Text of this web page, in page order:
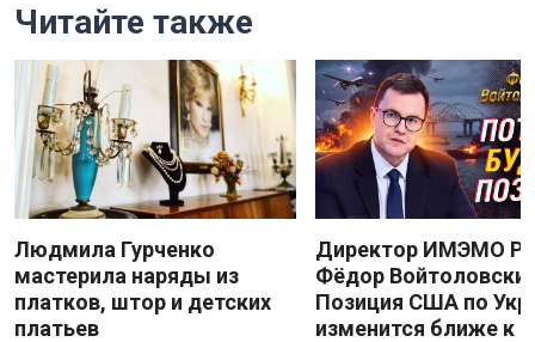
Читайте также
Людмила Гурченко
мастерила наряды из
платков, штор и детских
платьев
Директор ИМЭМО
Фёдор
Позиция США по
изменится ближе к